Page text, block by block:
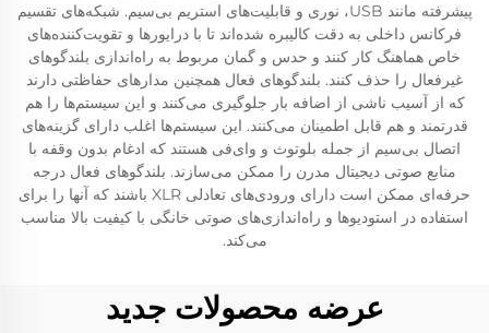
پیشرفته مانند USB، نوری و قابلیت‌های استریم بی‌سیم. شبکه‌های تقسیم
فرکانس داخلی به دقت کالیبره شده‌اند تا با درایورها و تقویت‌کننده‌های
خاص هماهنگ کار کنند و حدس و گمان مربوط به راه‌اندازی بلندگوهای
غیرفعال را حذف کنند. بلندگوهای فعال همچنین مدارهای حفاظتی دارند
که از آسیب ناشی از اضافه بار جلوگیری می‌کنند و این سیستم‌ها را هم
قدرتمند و هم قابل اطمینان می‌کنند. این سیستم‌ها اغلب دارای گزینه‌های
اتصال بی‌سیم از جمله بلوتوث و وای‌فی هستند که ادغام بدون وقفه با
منابع صوتی دیجیتال مدرن را ممکن می‌سازند. بلندگوهای فعال درجه
حرفه‌ای ممکن است دارای ورودی‌های تعادلی XLR باشند که آنها را برای
استفاده در استودیوها و راه‌اندازی‌های صوتی خانگی با کیفیت بالا مناسب
می‌کند.
عرضه محصولات جدید